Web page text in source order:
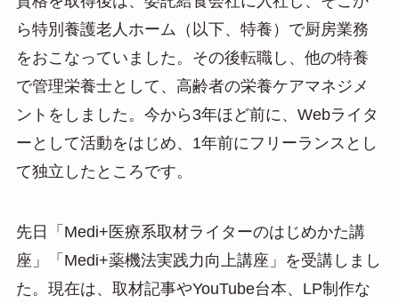
ら特別養護老人ホーム（以下、特養）で厨房業務
をおこなっていました。その後転職し、他の特養
で管理栄養士として、高齢者の栄養ケアマネジメ
ントをしました。今から3年ほど前に、Webライタ
ーとして活動をはじめ、1年前にフリーランスとし
て独立したところです。
先日「Medi+医療系取材ライターのはじめかた講
座」「Medi+薬機法実践力向上講座」を受講しまし
た。現在は、取材記事やYouTube台本、LP制作な